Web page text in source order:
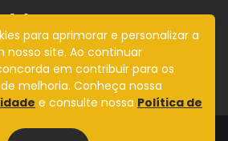
para aprimorar e personalizar a
nosso site. Ao continuar
em contribuir para os
melhoria. Conheça nossa
e consulte nossa Política de